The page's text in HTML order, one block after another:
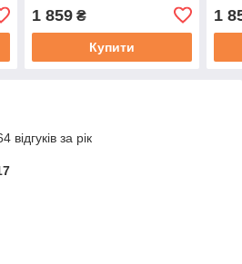
25MWML
1 859₴
Купити
1
за рік